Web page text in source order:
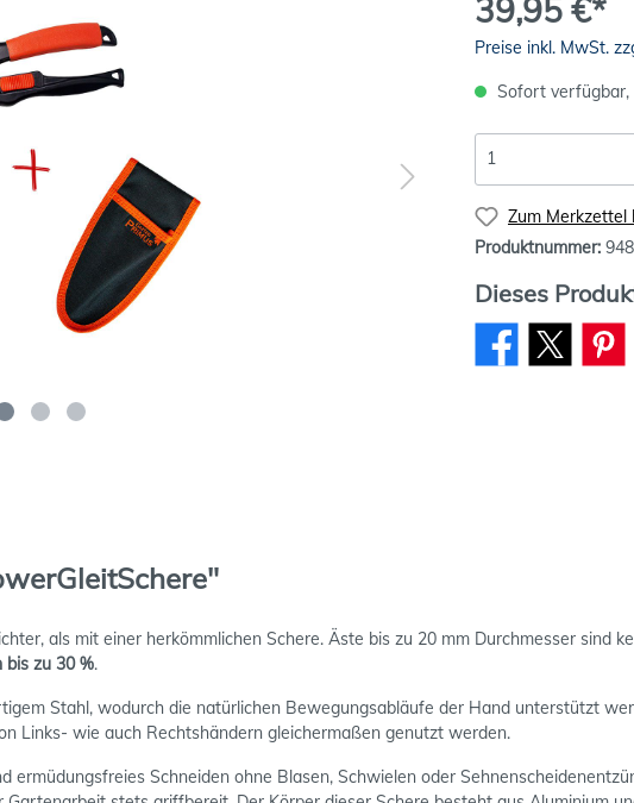
39,95 €*
Preise inkl. MwSt.
Sofort
Zum Merkzettel
Produktnummer:
Dieses
als mit einer herkömmlichen Schere. Äste bis zu 20 mm Durchmesser sind
bis zu 30 %.
Stahl, wodurch die natürlichen Bewegungsabläufe der Hand unterstützt
Links- wie auch Rechtshändern gleichermaßen genutzt werden.
ermüdungsfreies Schneiden ohne Blasen, Schwielen oder